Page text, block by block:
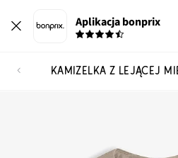
Aplikacja bonprix
KAMIZELKA Z LEJĄCEJ